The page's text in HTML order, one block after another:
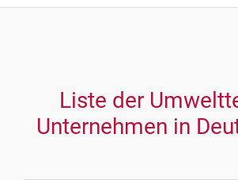
Liste der
Unternehmen in